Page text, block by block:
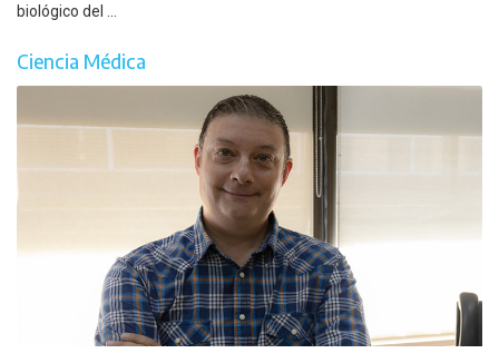
biológico del ...
Ciencia Médica